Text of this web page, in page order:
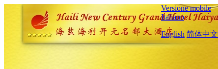
Versione mobile
Italiano
English 简体中文